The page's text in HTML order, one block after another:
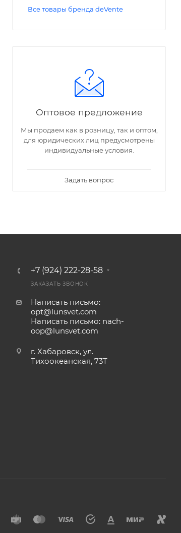
Все товары бренда deVente
Оптовое предложение
Мы продаем как в розницу, так и оптом,
для юридических лиц предусмотрены
индивидуальные условия.
Задать вопрос
+7 (924) 222-28-58
ЗАКАЗАТЬ ЗВОНОК
Написать письмо:
opt@lunsvet.com
Написать письмо: nach-
oop@lunsvet.com
г. Хабаровск, ул.
Тихоокеанская, 73Т